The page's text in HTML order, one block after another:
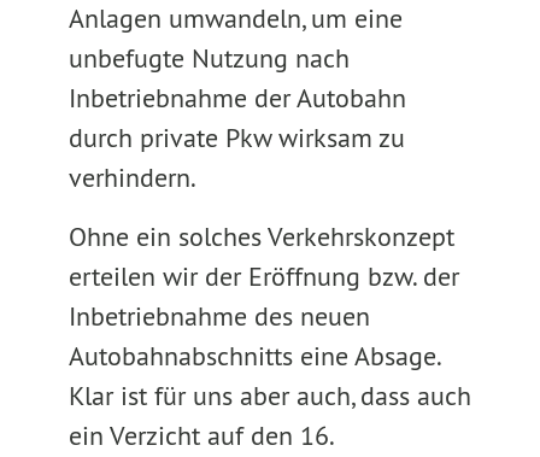
Anlagen umwandeln, um eine
unbefugte Nutzung nach
Inbetriebnahme der Autobahn
durch private Pkw wirksam zu
verhindern.
Ohne ein solches Verkehrskonzept
erteilen wir der Eröffnung bzw. der
Inbetriebnahme des neuen
Autobahnabschnitts eine Absage.
Klar ist für uns aber auch, dass auch
ein Verzicht auf den 16.